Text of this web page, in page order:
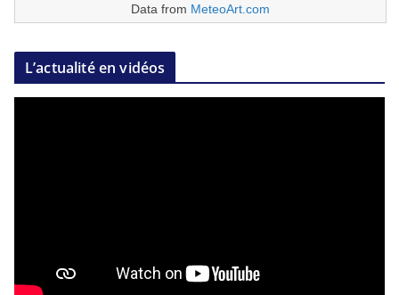
Data from MeteoArt.com
L’actualité en vidéos